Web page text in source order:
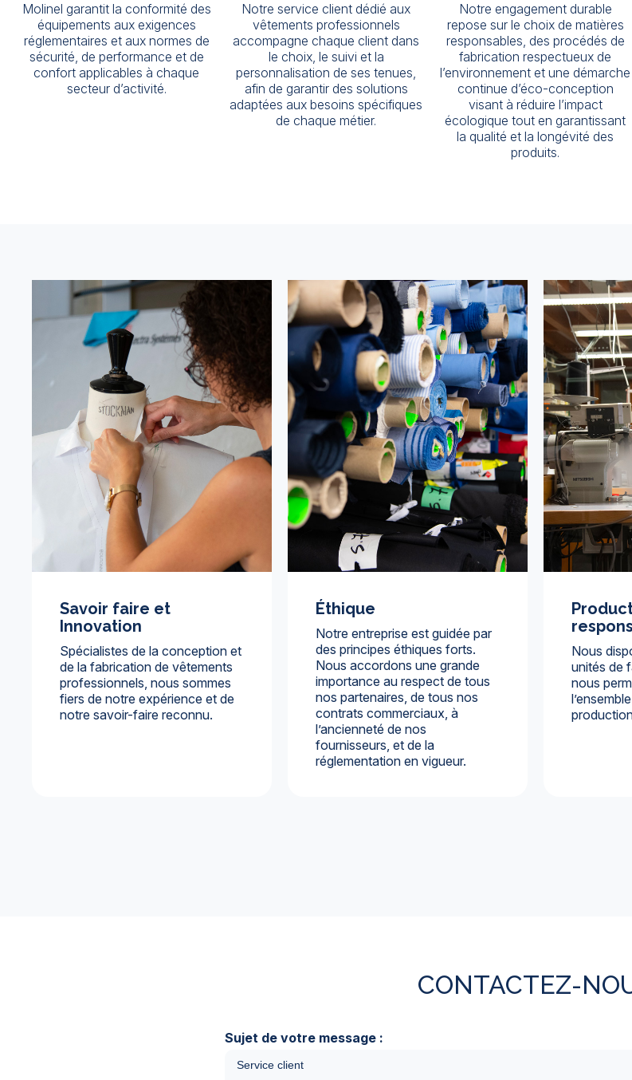
Molinel garantit la conformité des
équipements aux exigences
réglementaires et aux normes de
sécurité, de performance et de
confort applicables à chaque
secteur d’activité.
Notre service client dédié aux
vêtements professionnels
accompagne chaque client dans
le choix, le suivi et la
personnalisation de ses tenues,
afin de garantir des solutions
adaptées aux besoins spécifiques
de chaque métier.
Notre engagement durable
repose sur le choix de matières
responsables, des procédés de
fabrication respectueux de
l’environnement et une démarche
continue d’éco-conception
visant à réduire l’impact
écologique tout en garantissant
la qualité et la longévité des
produits.
Savoir faire et
Innovation
Spécialistes de la conception et
de la fabrication de vêtements
professionnels, nous sommes
fiers de notre expérience et de
notre savoir-faire reconnu.
Éthique
Notre entreprise est guidée par
des principes éthiques forts.
Nous accordons une grande
importance au respect de tous
nos partenaires, de tous nos
contrats commerciaux, à
l’ancienneté de nos
fournisseurs, et de la
réglementation en vigueur.
Nous
unités de
nous
CONTACTEZ-
Sujet de votre message :